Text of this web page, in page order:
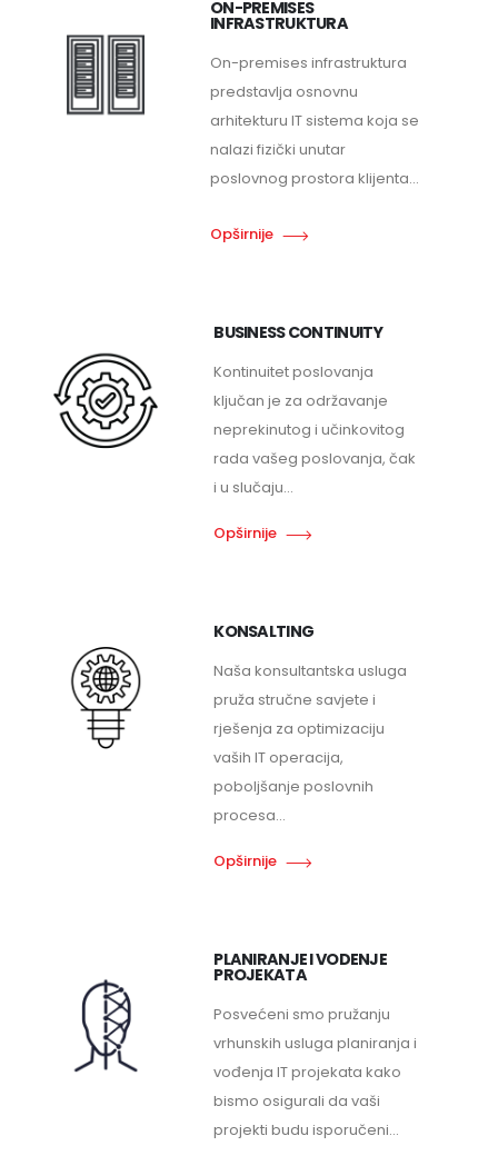
ON-PREMISES
INFRASTRUKTURA
On-premises infrastruktura
predstavlja osnovnu
arhitekturu IT sistema koja se
nalazi fizički unutar
poslovnog prostora klijenta...
Opširnije
BUSINESS CONTINUITY
Kontinuitet poslovanja
ključan je za održavanje
neprekinutog i učinkovitog
rada vašeg poslovanja, čak
i u slučaju...
Opširnije
KONSALTING
Naša konsultantska usluga
pruža stručne savjete i
rješenja za optimizaciju
vaših IT operacija,
poboljšanje poslovnih
procesa...
Opširnije
PLANIRANJE I VODENJE
PROJEKATA
Posvećeni smo pružanju
vrhunskih usluga planiranja i
vođenja IT projekata kako
bismo osigurali da vaši
projekti budu isporučeni...